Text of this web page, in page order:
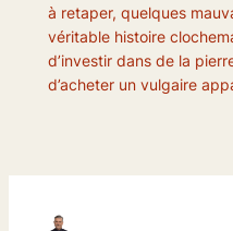
à retaper, quelques
véritable histoire
d’investir dans de la
d’acheter un vulgaire